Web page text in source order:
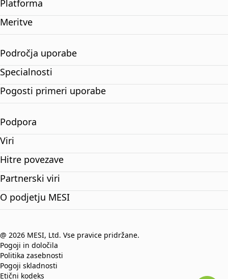
Platforma
Meritve
Področja uporabe
Specialnosti
Pogosti primeri uporabe
Podpora
Viri
Hitre povezave
Partnerski viri
O podjetju MESI
@ 2026 MESI, Ltd. Vse pravice pridržane.
Pogoji in določila
Politika zasebnosti
Pogoji skladnosti
Etični kodeks